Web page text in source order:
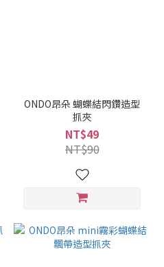
ONDO昂朵 蝴蝶結閃鑽造型
抓夾
NT$49
NT$90